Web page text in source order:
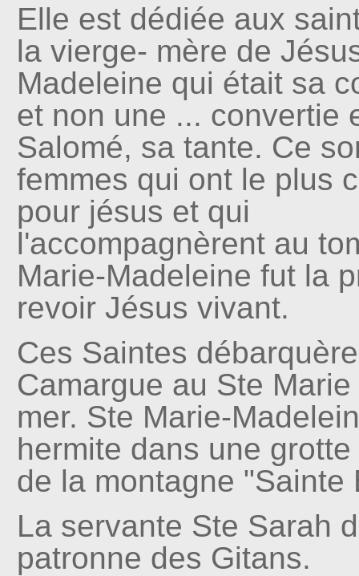
Elle est dédiée aux
la vierge- mère de
Madeleine qui était sa
et non une ... convertie
Salomé, sa tante. Ce
femmes qui ont le plus
pour jésus et qui
l'accompagnèrent au
Marie-Madeleine fut la
revoir Jésus vivant.
Ces Saintes
Camargue au Ste
mer. Ste Marie-
hermite dans une
de la montagne "Sainte
La servante Ste Sarah
patronne des Gitans.